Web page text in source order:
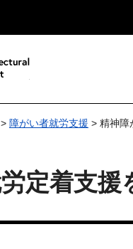
> 障がい者就労支援 > 精神障
定着支